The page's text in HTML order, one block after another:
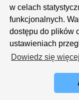
w celach
funkcjonalnych.
dostępu do plików
ustawieniach
Dowiedz się więcej
Regulamin| Zasady
Zarejestruj się
Technologię dostarczaphpBB®
Polski pakiet językowy